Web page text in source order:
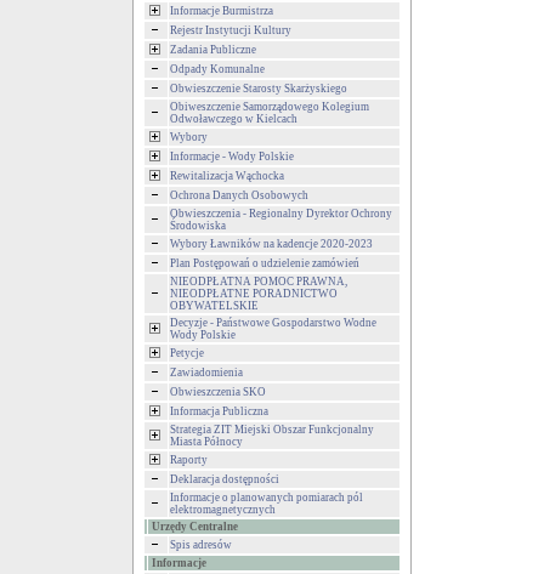
Informacje Burmistrza
Rejestr Instytucji Kultury
Zadania Publiczne
Odpady Komunalne
Obwieszczenie Starosty Skarżyskiego
Obiweszczenie Samorządowego Kolegium
Odwoławczego w Kielcach
Wybory
Informacje - Wody Polskie
Rewitalizacja Wąchocka
Ochrona Danych Osobowych
Obwieszczenia - Regionalny Dyrektor Ochrony
Środowiska
Wybory Ławników na kadencje 2020-2023
Plan Postępowań o udzielenie zamówień
NIEODPŁATNA POMOC PRAWNA,
NIEODPŁATNE PORADNICTWO
OBYWATELSKIE
Decyzje - Państwowe Gospodarstwo Wodne
Wody Polskie
Petycje
Zawiadomienia
Obwieszczenia SKO
Informacja Publiczna
Strategia ZIT Miejski Obszar Funkcjonalny
Miasta Północy
Raporty
Deklaracja dostępności
Informacje o planowanych pomiarach pól
elektromagnetycznych
Urzędy Centralne
Spis adresów
Informacje